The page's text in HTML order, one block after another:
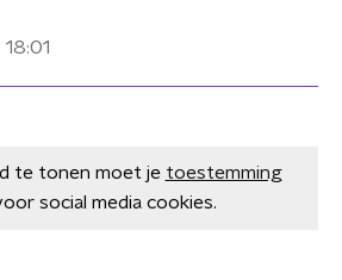
18:01
te tonen moet je toestemming
social media cookies.